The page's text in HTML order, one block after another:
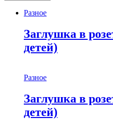
Разное
Заглушка в
детей)
Разное
Заглушка в
детей)